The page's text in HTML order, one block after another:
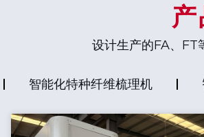
设计生产的FA、FT
智能化特种纤维梳理机